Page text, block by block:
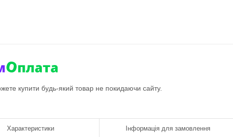
купити будь-який товар не покидаючи сайту.
Характеристики Інформація для замовлення